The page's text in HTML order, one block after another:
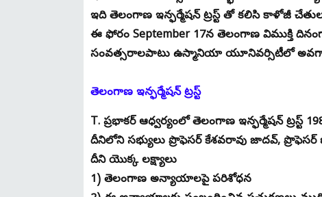
ఇది తెలంగాణ ఇన్ఫర్మేషన్ ట్రస్ట్ తో కలిసి కాళోజీ
ఈ ఫోరం September 17న తెలంగాణ విముక్తి
సంవత్సరాలపాటు ఉస్మానియా యూనివర్సిటీలో
తెలంగాణ ఇన్ఫర్మేషన్ ట్రస్ట్
T. ప్రభాకర్ ఆధ్వర్యంలో తెలంగాణ ఇన్ఫర్మేషన్ ట్రస్ట్
దీనిలోని సభ్యులు ప్రొఫెసర్ కేశవరావు జాదవ్,
దీని యొక్క లక్ష్యాలు
1) తెలంగాణ అన్యాయాలపై పరిశోధన